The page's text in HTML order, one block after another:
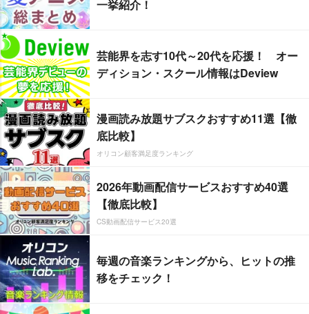
一挙紹介！
芸能界を志す10代～20代を応援！ オー
ディション・スクール情報はDeview
漫画読み放題サブスクおすすめ11選【徹
底比較】
オリコン顧客満足度ランキング
2026年動画配信サービスおすすめ40選
【徹底比較】
CS動画配信サービス20選
毎週の音楽ランキングから、ヒットの推
移をチェック！